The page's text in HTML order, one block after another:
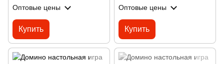
Оптовые цены
Купить
Оптовые цены
Купить